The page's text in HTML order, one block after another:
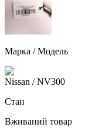
Марка / Модель
Nissan / NV300
Стан
Вживаний товар